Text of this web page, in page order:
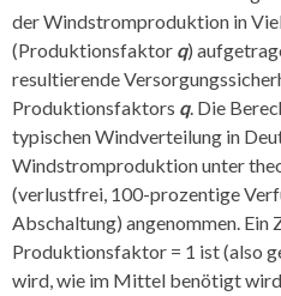
der Windstromproduktion in
(Produktionsfaktor q)
resultierende
Produktionsfaktors q. Die
typischen Windverteilung in
Windstromproduktion unter
(verlustfrei, 100-prozentige
Abschaltung) angenommen. Ein
Produktionsfaktor = 1 ist (also
wird, wie im Mittel benötigt